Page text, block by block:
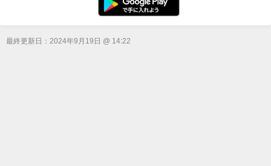
最終更新日： 2024年9月19日 @ 14:22